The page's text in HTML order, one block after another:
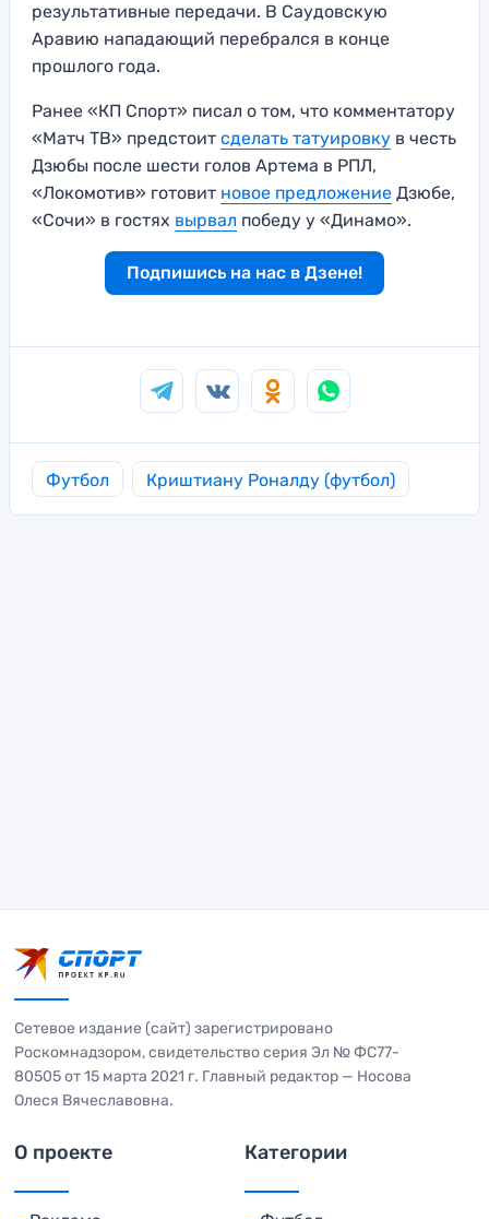
результативные передачи. В Саудовскую
Аравию нападающий перебрался в конце
прошлого года.
Ранее «КП Спорт» писал о том, что комментатору
«Матч ТВ» предстоит сделать татуировку в честь
Дзюбы после шести голов Артема в РПЛ,
«Локомотив» готовит новое предложение Дзюбе,
«Сочи» в гостях вырвал победу у «Динамо».
Подпишись на нас в Дзене!
Футбол Криштиану Роналду (футбол)
Сетевое издание (сайт) зарегистрировано
Роскомнадзором, свидетельство серия Эл № ФС77-
80505 от 15 марта 2021 г. Главный редактор — Носова
Олеся Вячеславовна.
О проекте Категории